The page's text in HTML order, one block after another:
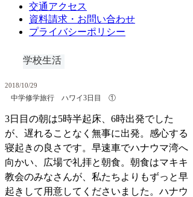
交通アクセス
資料請求・お問い合わせ
プライバシーポリシー
学校生活
2018/10/29
中学修学旅行 ハワイ3日目 ①
3日目の朝は5時半起床、6時出発でした
が、遅れることなく無事に出発。感心する
寝起きの良さです。早速車でハナウマ湾へ
向かい、広場で礼拝と朝食。朝食はマキキ
教会のみなさんが、私たちよりもずっと早
起きして用意してくださいました。ハナウ